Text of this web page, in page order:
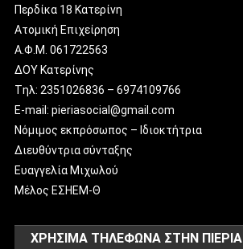
Περδίκα 18 Κατερίνη
Ατομική Επιχείρηση
Α.Φ.Μ. 061722563
ΔΟΥ Κατερίνης
Tηλ: 2351026836 – 6974109766
E-mail: pieriasocial@gmail.com
Νόμιμος εκπρόσωπος – Ιδιοκτήτρια
Διευθύντρια σύνταξης
Ευαγγελία Μιχωλού
Μέλος ΕΣΗΕΜ-Θ
ΧΡΗΣΙΜΑ ΤΗΛΕΦΩΝΑ ΣΤΗΝ ΠΙΕΡΙΑ